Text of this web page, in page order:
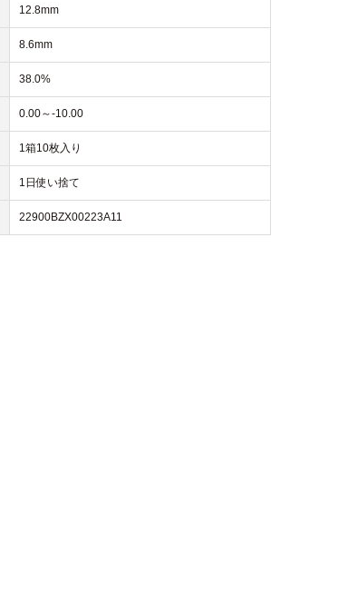
12.8mm
8.6mm
38.0%
0.00～-10.00
1箱10枚入り
1日使い捨て
22900BZX00223A11